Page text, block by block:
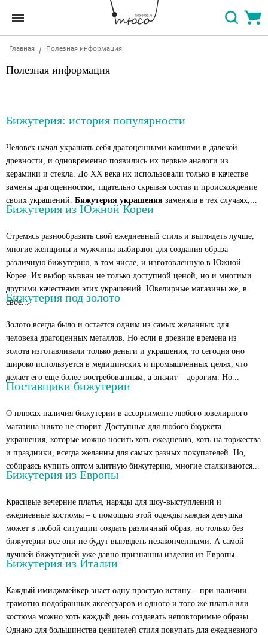
Главная Полезная информация
Полезная информация
Бижутерия: история популярности
Человек начал украшать себя драгоценными камнями в далекой
древности, и одновременно появились их первые аналоги из
керамики и стекла. До XX века их использовали только в качестве
замены драгоценностям, тщательно скрывая состав и происхождение
своих украшений. Бижутерия украшения заменяла в тех случаях,...
Бижутерия из Южной Кореи
Стремясь разнообразить свой ежедневный стиль и выглядеть лучше,
многие женщины и мужчины выбирают для создания образа
различную бижутерию, в том числе, и изготовленную в Южной
Корее. Их выбор вызван не только доступной ценой, но и многими
другими качествами этих украшений. Ювелирные магазины же, в
свое...
Бижутерия под золото
Золото всегда было и остается одним из самых желанных для
человека драгоценных металлов. Но если в древние времена из
золота изготавливали только деньги и украшения, то сегодня оно
широко используется в медицинских и промышленных целях, что
делает его еще более востребованным, а значит – дорогим. Но...
Поставщики бижутерии
О плюсах наличия бижутерии в ассортименте любого ювелирного
магазина никто не спорит. Доступные для любого бюджета
украшения, которые можно носить хоть ежедневно, хоть на торжества
и праздники, всегда желанны для самых разных покупателей. Но,
собираясь купить оптом элитную бижутерию, многие сталкиваются...
Бижутерия из Европы
Красивые вечерние платья, наряды для шоу-выступлений и
ежедневные костюмы – с помощью этой одежды каждая девушка
может в любой ситуации создать различный образ, но только без
бижутерии все они не будут выглядеть незаконченными. А самой
лучшей бижутерией уже давно признанны изделия из Европы.
Бижутерия из Италии
Каждый имиджмейкер знает одну простую истину – при наличии
грамотно подобранных аксессуаров и одного и того же платья или
костюма можно хоть каждый день создавать неповторимые образы.
Однако для большинства ценителей стиля покупать для ежедневного